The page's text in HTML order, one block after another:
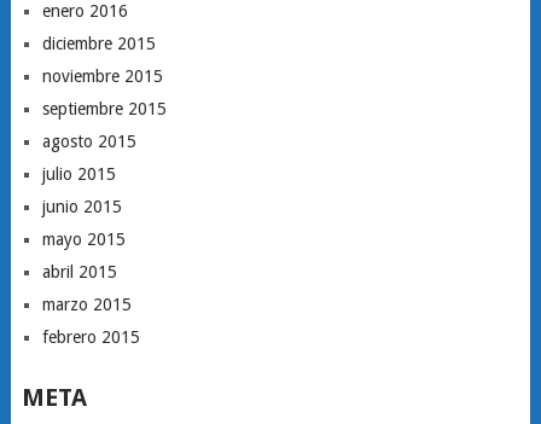
enero 2016
diciembre 2015
noviembre 2015
septiembre 2015
agosto 2015
julio 2015
junio 2015
mayo 2015
abril 2015
marzo 2015
febrero 2015
META